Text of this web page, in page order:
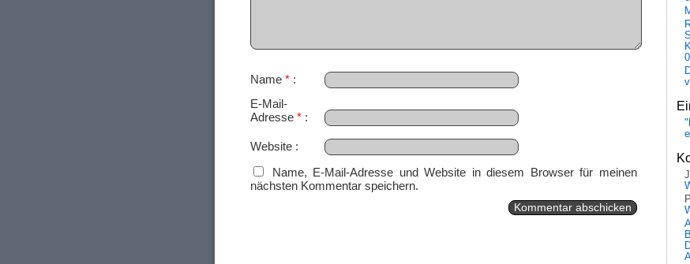
Name *
E-Mail-
Adresse *
Website
Name, E-Mail-Adresse und Website in diesem Browser für meinen
nächsten Kommentar speichern.